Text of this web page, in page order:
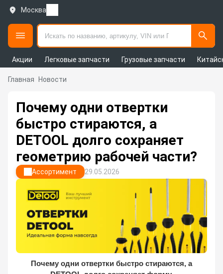
Москва
Акции Легковые запчасти Грузовые запчасти
Главная Новости
Почему одни отвертки
быстро стираются, а
DETOOL долго сохраняет
геометрию рабочей части?
Ассортимент 29.05.2026
Почему одни отвертки быстро стираются, а